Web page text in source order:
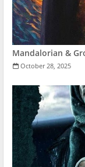
Mandalorian &
October 28, 2025